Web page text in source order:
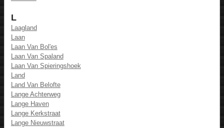
L
Laagland
Laan
Laan Van Bol'es
Laan Van Spaland
Laan Van Spieringshoek
Land
Land Van Belofte
Lange Achterweg
Lange Haven
Lange Kerkstraat
Lange Nieuwstraat